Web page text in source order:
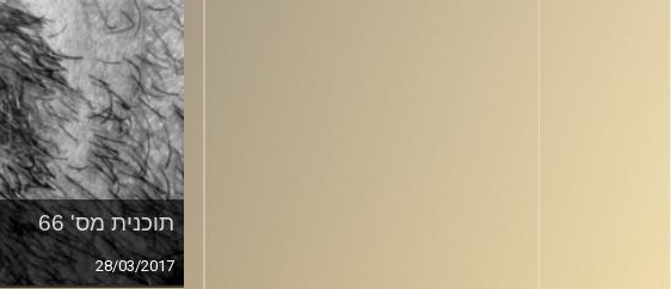
תוכנית מס' 66
28/03/2017